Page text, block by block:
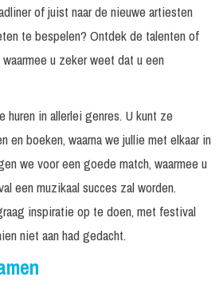
of juist naar de nieuwe artiesten
te bespelen? Ontdek de talenten of
u zeker weet dat u een
in allerlei genres. U kunt ze
en boeken, waarna we jullie met elkaar in
we voor een goede match, waarmee u
een muzikaal succes zal worden.
inspiratie op te doen, met festival
niet aan had gedacht.